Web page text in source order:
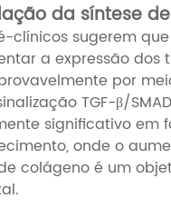
da síntese
clínicos sugerem
a expressão dos
por
TGF-β/
significativo em
onde o
colágeno é um